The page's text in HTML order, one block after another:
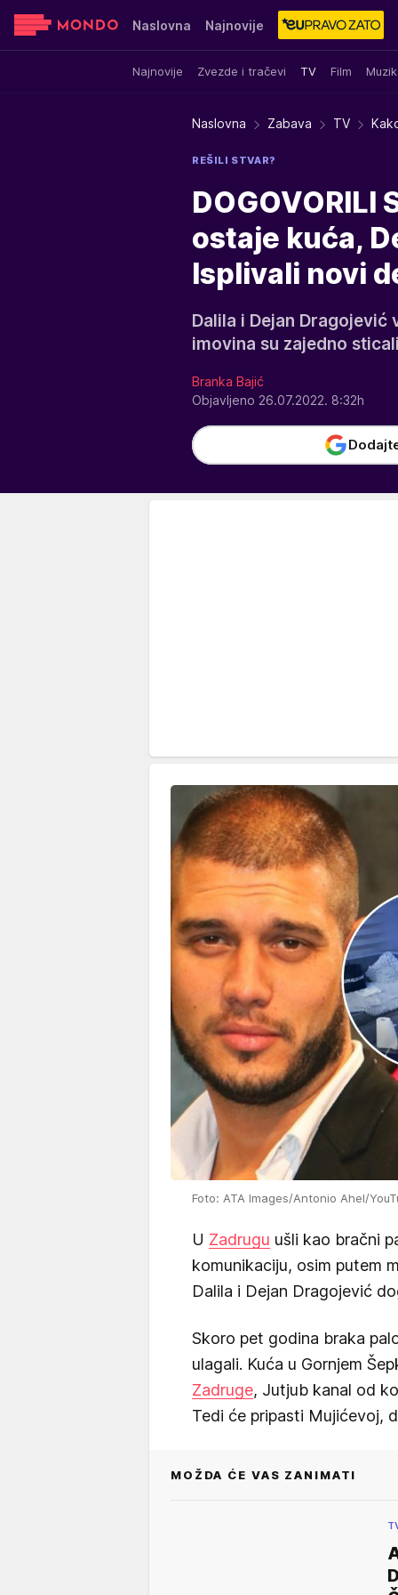
Naslovna Najnovije
Najnovije Zvezde i tračevi TV Film
Sensa Stvar ukusa Yumama
Naslovna Zabava TV
REŠILI STVAR?
DOGOVORILI
ostaje kuća,
Isplivali novi
Dalila i Dejan Dragojević
imovina su zajedno
Branka Bajić
Objavljeno 26.07.2022. 8:32h
Foto: ATA Images/Antonio Ahel/
U Zadrugu ušli kao bračni
komunikaciju, osim putem
Dalila i Dejan Dragojević
Skoro pet godina braka
ulagali. Kuća u Gornjem
Zadruge, Jutjub kanal od
Tedi će pripasti Mujićevoj,
MOŽDA ĆE VAS ZANIMATI